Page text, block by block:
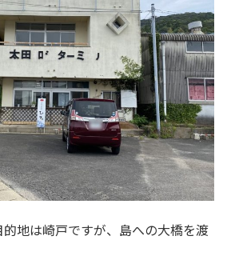
地は崎戸ですが、島への大橋を渡